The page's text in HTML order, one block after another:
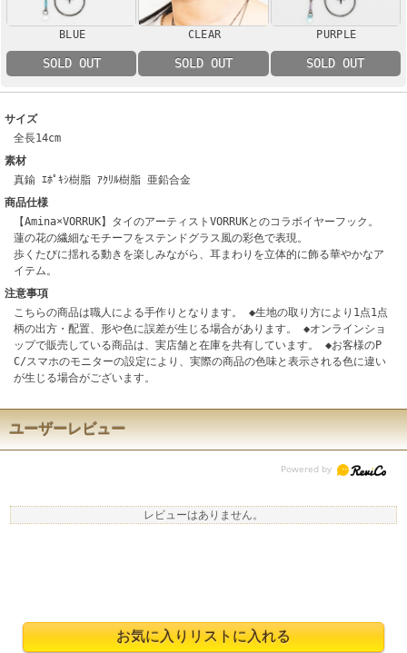
BLUE
SOLD OUT
CLEAR
SOLD OUT
PURPLE
SOLD OUT
サイズ
全長14cm
素材
真鍮 ｴﾎﾟｷｼ樹脂 ｱｸﾘﾙ樹脂 亜鉛合金
商品仕様
【Amina×VORRUK】タイのアーティストVORRUKとのコラボイヤーフック。
蓮の花の繊細なモチーフをステンドグラス風の彩色で表現。
歩くたびに揺れる動きを楽しみながら、耳まわりを立体的に飾る華やかなア
イテム。
注意事項
こちらの商品は職人による手作りとなります。 ◆生地の取り方により1点1点
柄の出方・配置、形や色に誤差が生じる場合があります。 ◆オンラインショ
ップで販売している商品は、実店舗と在庫を共有しています。 ◆お客様のP
C/スマホのモニターの設定により、実際の商品の色味と表示される色に違い
が生じる場合がございます。
ユーザーレビュー
レビューはありません。